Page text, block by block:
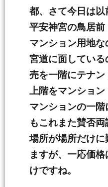
都、さて今日は以
平安神宮の鳥居
マンション用地
宮道に面してい
売を一階にテナン
上階をマンショ
マンションの一
もこれまた賛否両
場所が場所だけに
ますが、一応価
けですね。